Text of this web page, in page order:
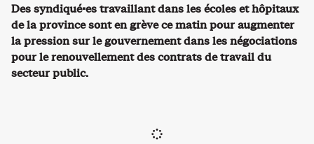
Des syndiqué·es travaillant dans les écoles et hôpitaux
de la province sont en grève ce matin pour augmenter
la pression sur le gouvernement dans les négociations
pour le renouvellement des contrats de travail du
secteur public.